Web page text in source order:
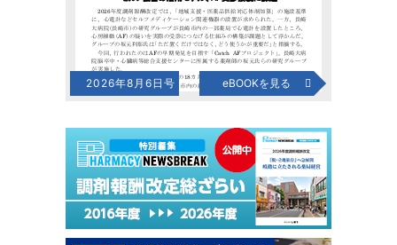
2026年8月6日号 eBOOKを見る